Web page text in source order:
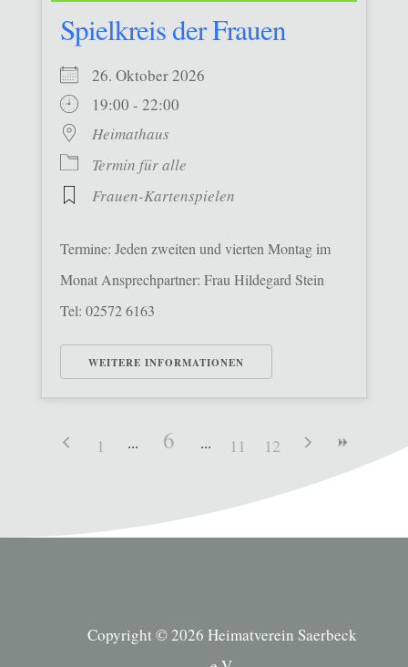
Spielkreis der Frauen
26. Oktober 2026
19:00 - 22:00
Heimathaus
Termin für alle
Frauen-Kartenspielen
Termine: Jeden zweiten und vierten Montag im
Monat Ansprechpartner: Frau Hildegard Stein
Tel: 02572 6163
WEITERE INFORMATIONEN
1 6 11 12
Copyright © 2026 Heimatverein Saerbeck